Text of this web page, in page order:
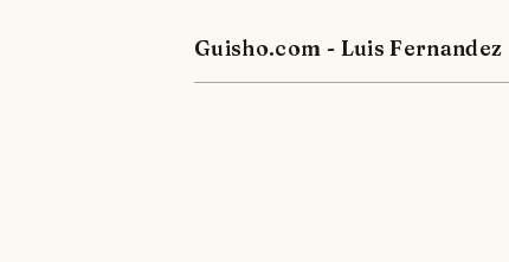
Guisho.com - Luis Fernandez